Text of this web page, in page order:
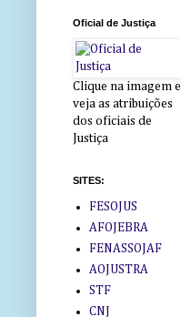
Oficial de Justiça
Clique na imagem e
veja as atribuições
dos oficiais de
Justiça
SITES:
FESOJUS
AFOJEBRA
FENASSOJAF
AOJUSTRA
STF
CNJ